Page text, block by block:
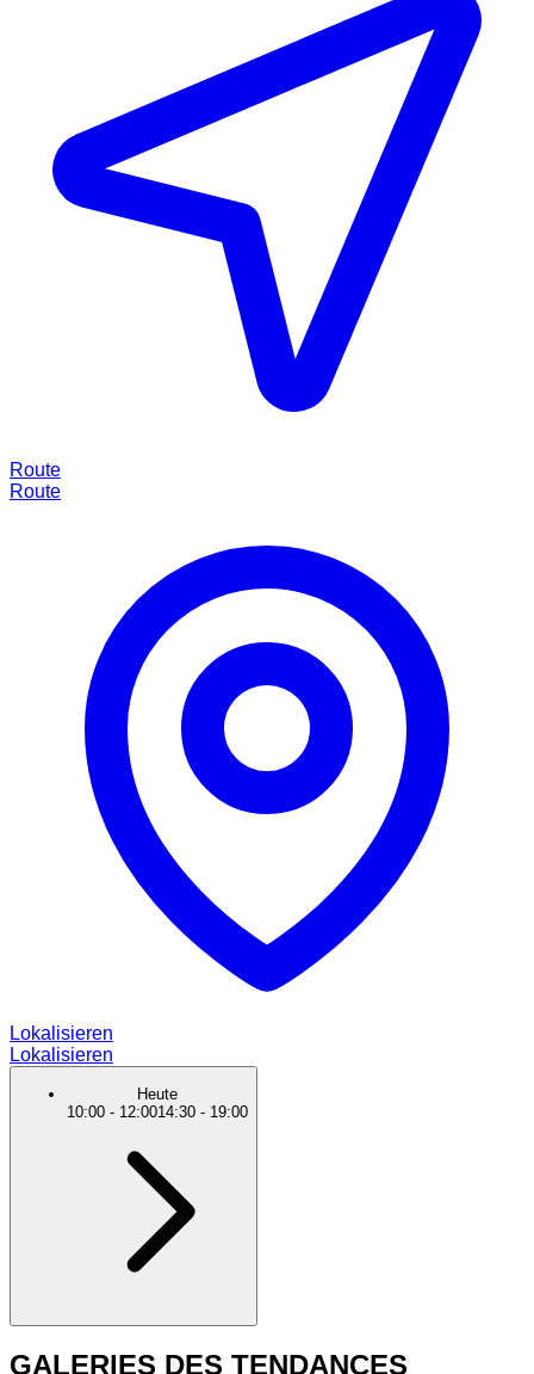
Route
Route
Lokalisieren
Lokalisieren
Heute
10:00 - 12:0014:30 - 19:00
GALERIES DES TENDANCES